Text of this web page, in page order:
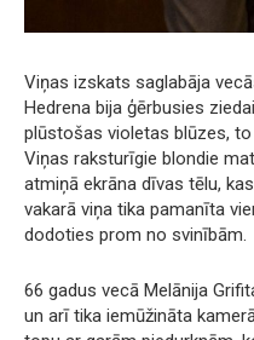
Viņas izskats saglabāja
Hedrena bija ģērbusies
plūstošas violetas blūzes,
Viņas raksturīgie blondie
atmiņā ekrāna dīvas tēlu,
vakarā viņa tika pamanīta
dodoties prom no svinībām.
66 gadus vecā Melānija
un arī tika iemūžināta